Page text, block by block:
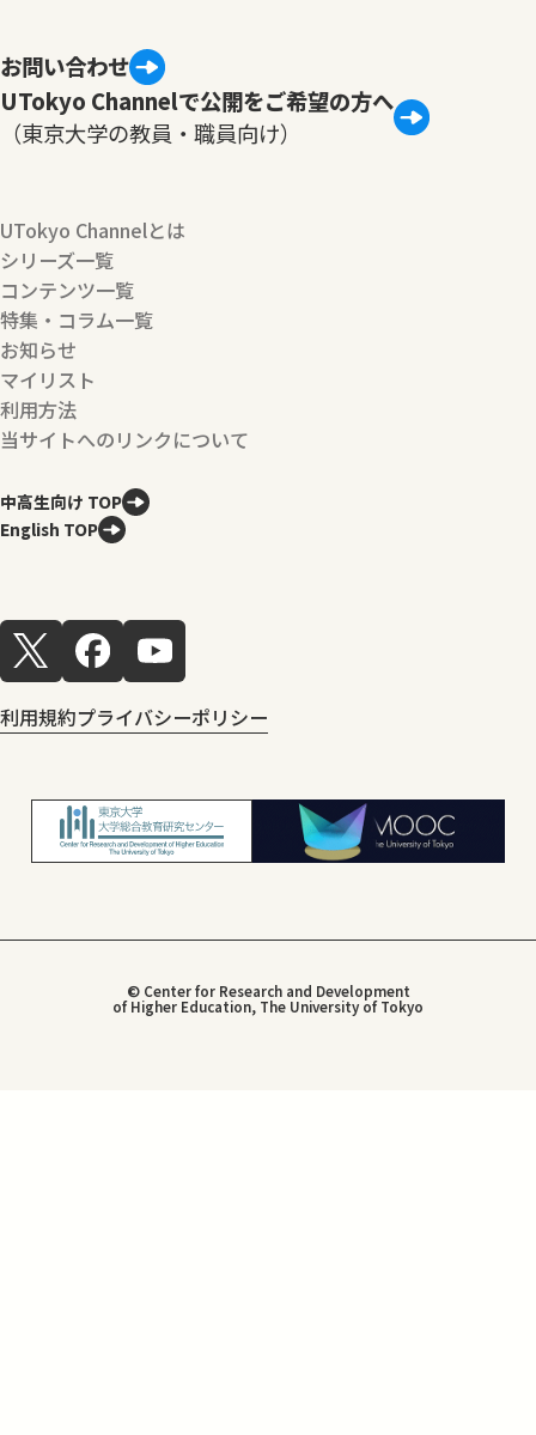
お問い合わせ
UTokyo Channelで公開をご希望の方へ
（東京大学の教員・職員向け）
UTokyo Channelとは
シリーズ一覧
コンテンツ一覧
特集・コラム一覧
お知らせ
マイリスト
利用方法
当サイトへのリンクについて
中高生向け TOP
English TOP
利用規約プライバシーポリシー
© Center for Research and Development
of Higher Education, The University of Tokyo